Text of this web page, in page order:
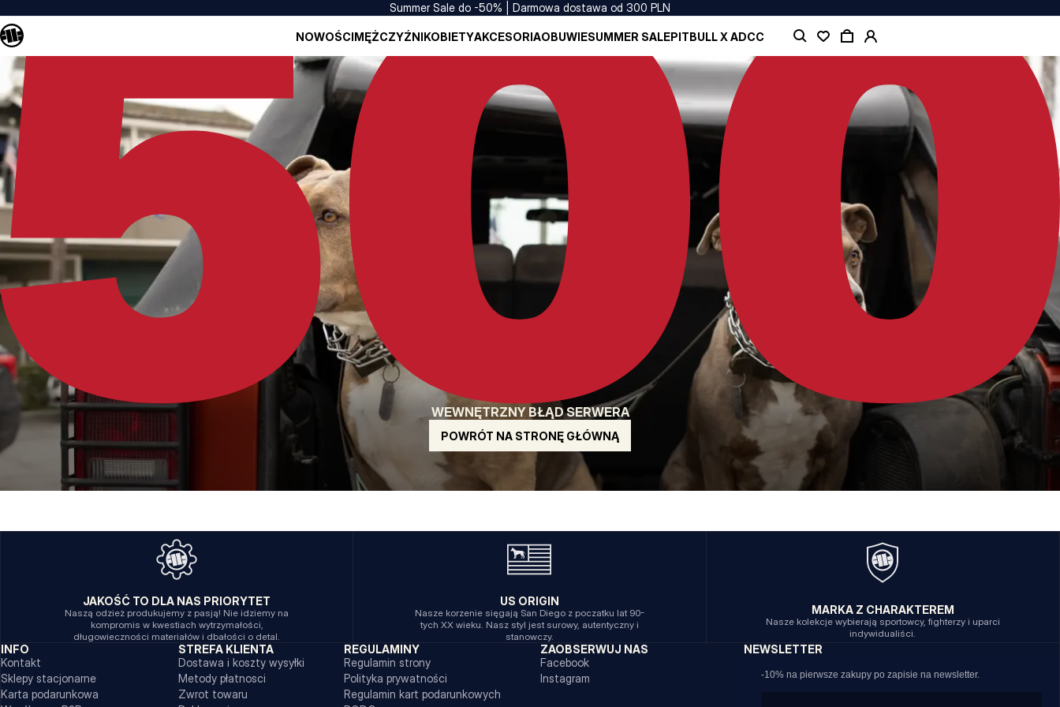
Summer Sale do -50% | Darmowa dostawa od 300 PLN
NOWOŚCIMĘŻCZYŹNIKOBIETYAKCESORIAOBUWIESUMMER SALEPITBULL X ADCC
WEWNĘTRZNY BŁĄD SERWERA
POWRÓT NA STRONĘ GŁÓWNĄ
JAKOŚĆ TO DLA NAS PRIORYTET
Naszą odzież produkujemy z pasją! Nie idziemy na
kompromis w kwestiach wytrzymałości,
długowieczności materiałów i dbałości o detal.
US ORIGIN
Nasze korzenie sięgają San Diego z poczatku lat 90-
tych XX wieku. Nasz styl jest surowy, autentyczny i
stanowczy.
MARKA Z CHARAKTEREM
Nasze kolekcje wybierają sportowcy, fighterzy i uparci
indywidualiści.
INFO
Kontakt
Sklepy stacjonarne
Karta podarunkowa
STREFA KLIENTA
Dostawa i koszty wysyłki
Metody płatnosci
Zwrot towaru
REGULAMINY
Regulamin strony
Polityka prywatności
Regulamin kart podarunkowych
ZAOBSERWUJ NAS
Facebook
Instagram
NEWSLETTER
-10% na pierwsze zakupy po zapisie na newsletter.